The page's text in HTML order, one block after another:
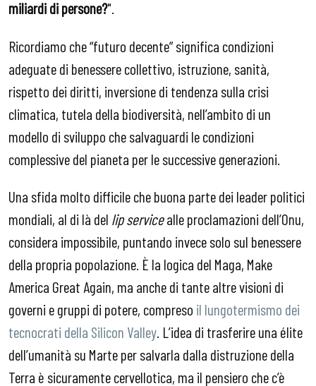
miliardi di persone?".
Ricordiamo che “futuro decente” significa condizioni
adeguate di benessere collettivo, istruzione, sanità,
rispetto dei diritti, inversione di tendenza sulla crisi
climatica, tutela della biodiversità, nell’ambito di un
modello di sviluppo che salvaguardi le condizioni
complessive del pianeta per le successive generazioni.
Una sfida molto difficile che buona parte dei leader politici
mondiali, al di là del lip servicealle proclamazioni dell’Onu,
considera impossibile, puntando invece solo sul benessere
della propria popolazione. È la logica del Maga, Make
America Great Again, ma anche di tante altre visioni di
governi e gruppi di potere, compreso il lungotermismo dei
tecnocrati della Silicon Valley. L’idea di trasferire una élite
dell’umanità su Marte per salvarla dalla distruzione della
Terra è sicuramente cervellotica, ma il pensiero che c’è